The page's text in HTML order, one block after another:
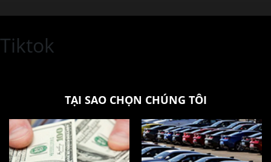
Tiktok
TẠI SAO CHỌN CHÚNG TÔI